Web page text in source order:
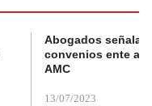
Abogados
convenios ente
AMC
13/07/2023